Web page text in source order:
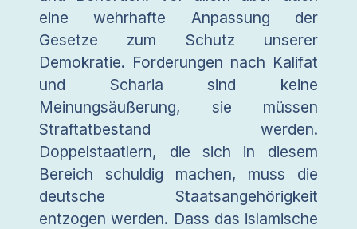
eine wehrhafte Anpassung der
Gesetze zum Schutz unserer
Demokratie. Forderungen nach Kalifat
und Scharia sind keine
Meinungsäußerung, sie müssen
Straftatbestand werden.
Doppelstaatlern, die sich in diesem
Bereich schuldig machen, muss die
deutsche Staatsangehörigkeit
entzogen werden. Dass das islamische